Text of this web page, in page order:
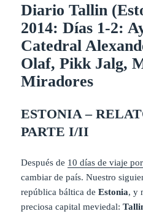
Diario Tallin
2014: Días 1-2:
Catedral
Olaf, Pikk Jalg,
Miradores
ESTONIA –
PARTE I/II
Después de 10 días de viaje
cambiar de país. Nuestro
república báltica deEstonia, y
preciosa capital meviedal: